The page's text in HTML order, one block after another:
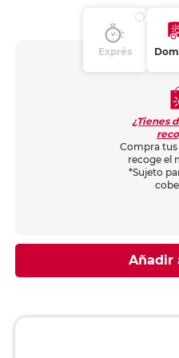
Exprés
¿Tienes
Compra
recoge el
*Sujeto
Añadir